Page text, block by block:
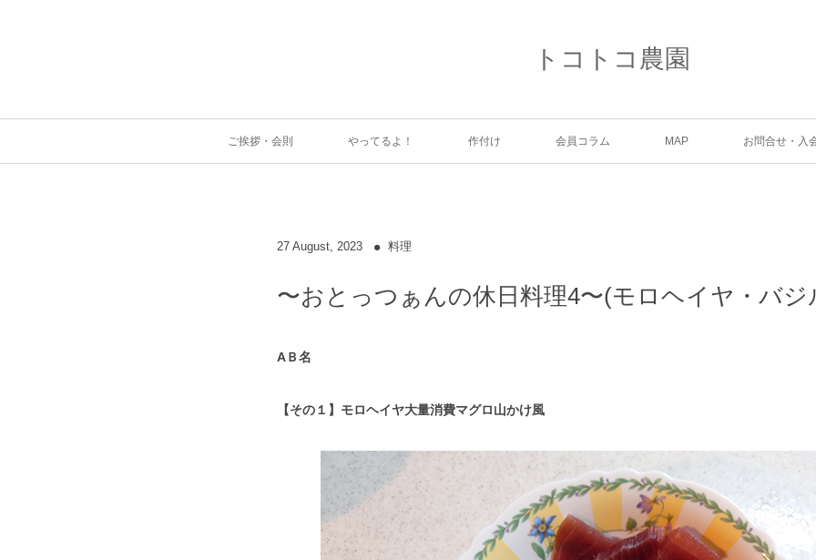
トコトコ農園
ご挨拶・会則 やってるよ！ 作付け 会員コラム MAP お問合せ・入
27 August, 2023 料理
〜おとっつぁんの休日料理4〜(モロヘイヤ・バジ
AＢ名
【その１】モロヘイヤ大量消費マグロ山かけ風